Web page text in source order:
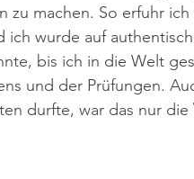
zu machen. So erfuhr
ich wurde auf
bis ich in die Welt
und der Prüfungen.
durfte, war das nur die